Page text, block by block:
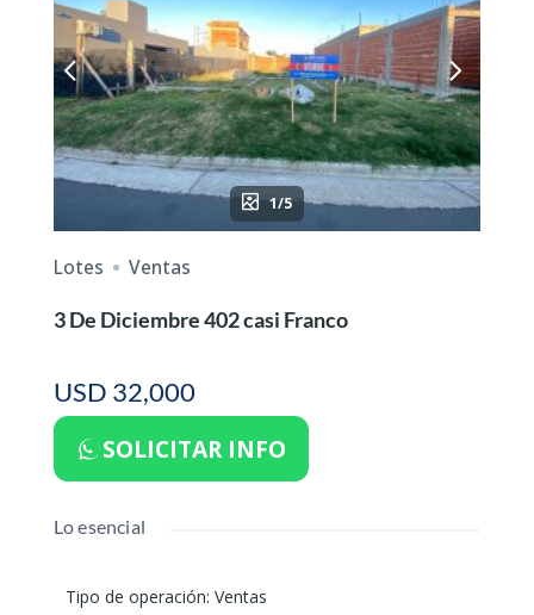
1/5
Lotes
Ventas
3 De Diciembre 402 casi Franco
USD 32,000
SOLICITAR INFO
Lo esencial
Tipo de operación: Ventas